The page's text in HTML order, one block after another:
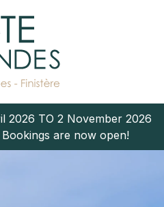
2026 TO 2 November 2026
are now open!